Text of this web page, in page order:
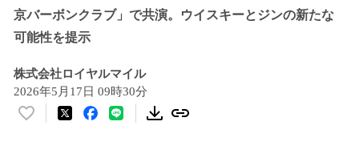
京バーボンクラブ」で共演。ウイスキーとジンの新たな
可能性を提示
株式会社ロイヤルマイル
2026年5月17日 09時30分
い